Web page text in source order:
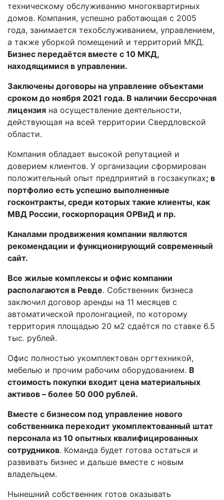
техническому обслуживанию многоквартирных
домов. Компания, успешно работающая с 2005
года, занимается техобслуживанием, управлением,
а также уборкой помещений и территорий МКД.
Бизнес передаётся вместе с 10 МКД,
находящимися в управлении.
Заключены договоры на управление объектами
сроком до ноября 2021 года. В наличии бессрочная
лицензия на осуществление деятельности,
действующая на всей территории Свердловской
области.
Компания обладает высокой репутацией и
доверием клиентов. У организации сформирован
положительный опыт предприятий в госзакупках; в
портфолио есть успешно выполненные
госконтракты, среди которых такие клиенты, как
МВД России, госкорпорация ОРВиД и пр.
Каналами продвижения компании являются
рекомендации и функционирующий современный
сайт.
Все жилые комплексы и офис компании
располагаются в Ревде. Собственник бизнеса
заключил договор аренды на 11 месяцев с
автоматической пролонгацией, по которому
территория площадью 20 м2 сдаётся по ставке 6.5
тыс. рублей.
Офис полностью укомплектован оргтехникой,
мебелью и прочим рабочим оборудованием. В
стоимость покупки входит цена материальных
активов – более 50 000 рублей.
Вместе с бизнесом под управление нового
собственника переходит укомплектованный штат
персонала из 10 опытных квалифицированных
сотрудников. Команда будет готова остаться и
развивать бизнес и дальше вместе с новым
владельцем.
Нынешний собственник готов оказывать